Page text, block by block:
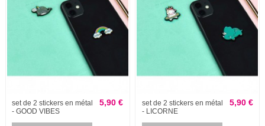
set de 2 stickers en métal
- GOOD VIBES
5,90 €
set de 2 stickers en métal
- LICORNE
5,90 €